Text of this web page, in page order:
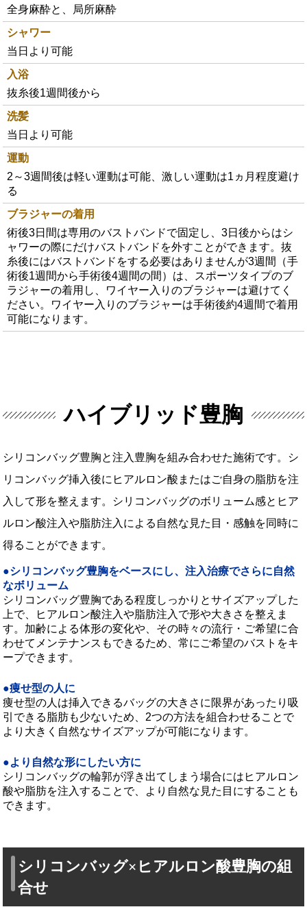
全身麻酔と、局所麻酔
シャワー
当日より可能
入浴
抜糸後1週間後から
洗髪
当日より可能
運動
2～3週間後は軽い運動は可能、激しい運動は1ヵ月程度避け
る
ブラジャーの着用
術後3日間は専用のバストバンドで固定し、3日後からはシ
ャワーの際にだけバストバンドを外すことができます。抜
糸後にはバストバンドをする必要はありませんが3週間（手
術後1週間から手術後4週間の間）は、スポーツタイプのブ
ラジャーの着用し、ワイヤー入りのブラジャーは避けてく
ださい。ワイヤー入りのブラジャーは手術後約4週間で着用
可能になります。
ハイブリッド豊胸
シリコンバッグ豊胸と注入豊胸を組み合わせた施術です。シ
リコンバッグ挿入後にヒアルロン酸またはご自身の脂肪を注
入して形を整えます。シリコンバッグのボリューム感とヒア
ルロン酸注入や脂肪注入による自然な見た目・感触を同時に
得ることができます。
シリコンバッグ豊胸をベースにし、注入治療でさらに自然
なボリューム
シリコンバッグ豊胸である程度しっかりとサイズアップした
上で、ヒアルロン酸注入や脂肪注入で形や大きさを整えま
す。加齢による体形の変化や、その時々の流行・ご希望に合
わせてメンテナンスもできるため、常にご希望のバストをキ
ープできます。
痩せ型の人に
痩せ型の人は挿入できるバッグの大きさに限界があったり吸
引できる脂肪も少ないため、2つの方法を組合わせることで
より大きく自然なサイズアップが可能になります。
より自然な形にしたい方に
シリコンバッグの輪郭が浮き出てしまう場合にはヒアルロン
酸や脂肪を注入することで、より自然な見た目にすることも
できます。
シリコンバッグ×ヒアルロン酸豊胸の組
合せ